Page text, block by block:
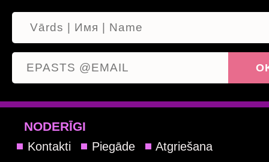
NODERĪGI
Kontakti Piegāde
Atgriešana